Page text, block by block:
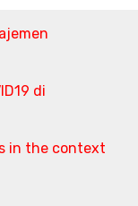
di
in the context